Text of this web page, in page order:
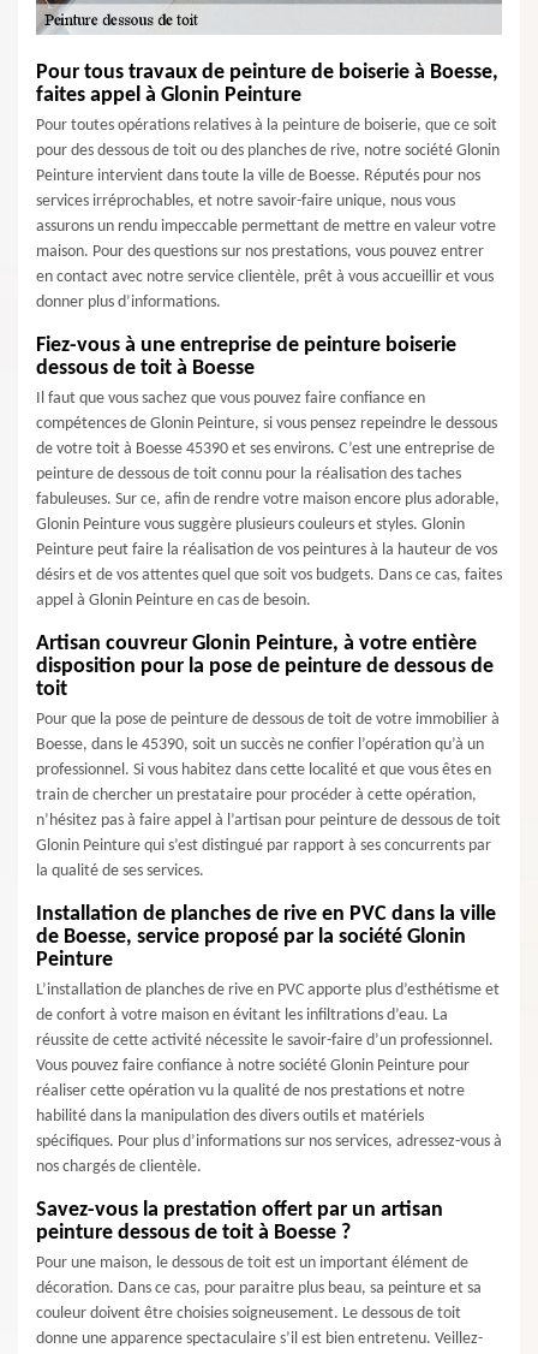
Pour tous travaux de peinture de boiserie à Boesse,
faites appel à Glonin Peinture
Pour toutes opérations relatives à la peinture de boiserie, que ce soit
pour des dessous de toit ou des planches de rive, notre société Glonin
Peinture intervient dans toute la ville de Boesse. Réputés pour nos
services irréprochables, et notre savoir-faire unique, nous vous
assurons un rendu impeccable permettant de mettre en valeur votre
maison. Pour des questions sur nos prestations, vous pouvez entrer
en contact avec notre service clientèle, prêt à vous accueillir et vous
donner plus d’informations.
Fiez-vous à une entreprise de peinture boiserie
dessous de toit à Boesse
Il faut que vous sachez que vous pouvez faire confiance en
compétences de Glonin Peinture, si vous pensez repeindre le dessous
de votre toit à Boesse 45390 et ses environs. C’est une entreprise de
peinture de dessous de toit connu pour la réalisation des taches
fabuleuses. Sur ce, afin de rendre votre maison encore plus adorable,
Glonin Peinture vous suggère plusieurs couleurs et styles. Glonin
Peinture peut faire la réalisation de vos peintures à la hauteur de vos
désirs et de vos attentes quel que soit vos budgets. Dans ce cas, faites
appel à Glonin Peinture en cas de besoin.
Artisan couvreur Glonin Peinture, à votre entière
disposition pour la pose de peinture de dessous de
toit
Pour que la pose de peinture de dessous de toit de votre immobilier à
Boesse, dans le 45390, soit un succès ne confier l’opération qu’à un
professionnel. Si vous habitez dans cette localité et que vous êtes en
train de chercher un prestataire pour procéder à cette opération,
n’hésitez pas à faire appel à l’artisan pour peinture de dessous de toit
Glonin Peinture qui s’est distingué par rapport à ses concurrents par
la qualité de ses services.
Installation de planches de rive en PVC dans la ville
de Boesse, service proposé par la société Glonin
Peinture
L’installation de planches de rive en PVC apporte plus d’esthétisme et
de confort à votre maison en évitant les infiltrations d’eau. La
réussite de cette activité nécessite le savoir-faire d’un professionnel.
Vous pouvez faire confiance à notre société Glonin Peinture pour
réaliser cette opération vu la qualité de nos prestations et notre
habilité dans la manipulation des divers outils et matériels
spécifiques. Pour plus d’informations sur nos services, adressez-vous à
nos chargés de clientèle.
Savez-vous la prestation offert par un artisan
peinture dessous de toit à Boesse ?
Pour une maison, le dessous de toit est un important élément de
décoration. Dans ce cas, pour paraitre plus beau, sa peinture et sa
couleur doivent être choisies soigneusement. Le dessous de toit
donne une apparence spectaculaire s’il est bien entretenu. Veillez-